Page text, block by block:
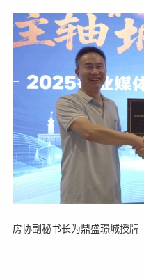
房协副秘书长为鼎盛璟城授牌